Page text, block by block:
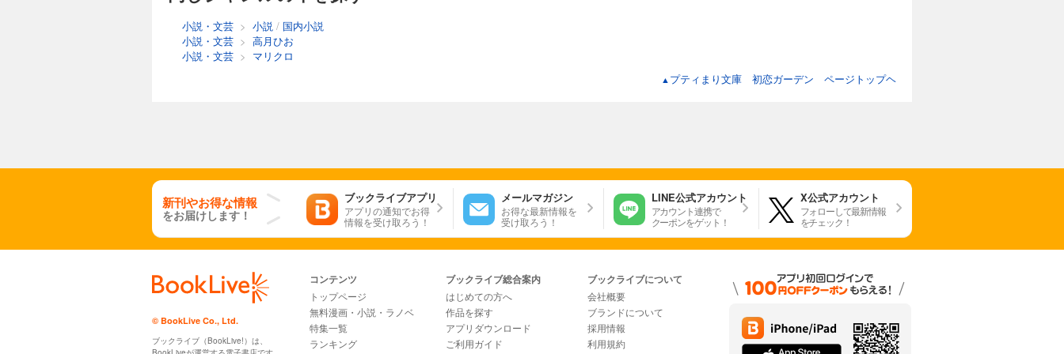
小説・文芸 > 小説 / 国内小説
小説・文芸 > 高月ひお
小説・文芸 > マリクロ
▲ プティまり文庫 初恋ガーデン ページトップヘ
新刊やお得な情報
をお届けします！
ブックライブアプリ
アプリの通知でお得
情報を受け取ろう！
メールマガジン
お得な最新情報を
受け取ろう！
LINE公式アカウント
アカウント連携で
クーポンをゲット！
X公式アカウント
フォローして最新情報
をチェック！
© BookLive Co., Ltd.
ブックライブ（BookLive!）は、
コンテンツ
トップページ
無料漫画・小説・ラノベ
特集一覧
ランキング
ブックライブ総合案内
はじめての方へ
作品を探す
アプリダウンロード
ご利用ガイド
ブックライブについて
会社概要
ブランドについて
採用情報
利用規約